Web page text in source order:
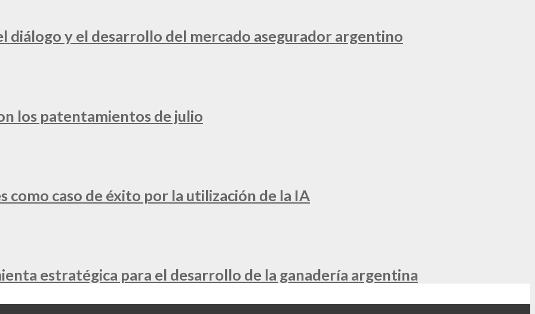
diálogo y el desarrollo del mercado asegurador argentino
los patentamientos de julio
como caso de éxito por la utilización de la IA
estratégica para el desarrollo de la ganadería argentina